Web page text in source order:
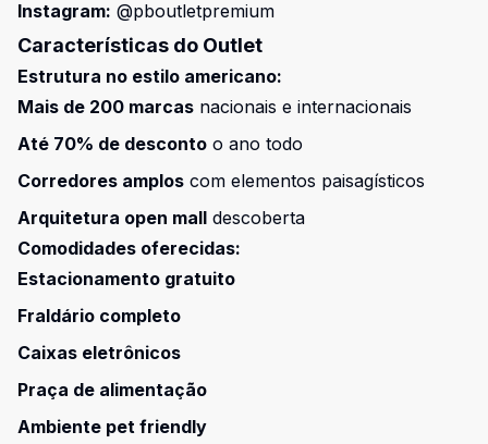
Instagram: @pboutletpremium
Características do Outlet
Estrutura no estilo americano:
Mais de 200 marcas nacionais e internacionais
Até 70% de desconto o ano todo
Corredores amplos com elementos paisagísticos
Arquitetura open mall descoberta
Comodidades oferecidas:
Estacionamento gratuito
Fraldário completo
Caixas eletrônicos
Praça de alimentação
Ambiente pet friendly